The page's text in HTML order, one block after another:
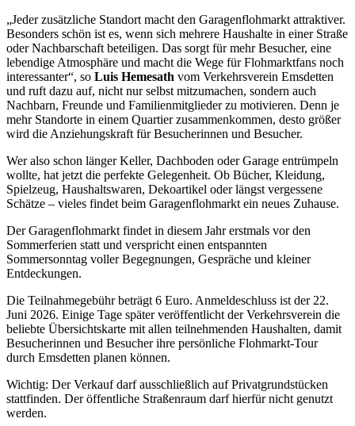
„Jeder zusätzliche Standort macht den Garagenflohmarkt attraktiver.
Besonders schön ist es, wenn sich mehrere Haushalte in einer Straße
oder Nachbarschaft beteiligen. Das sorgt für mehr Besucher, eine
lebendige Atmosphäre und macht die Wege für Flohmarktfans noch
interessanter“, so Luis Hemesath vom Verkehrsverein Emsdetten
und ruft dazu auf, nicht nur selbst mitzumachen, sondern auch
Nachbarn, Freunde und Familienmitglieder zu motivieren. Denn je
mehr Standorte in einem Quartier zusammenkommen, desto größer
wird die Anziehungskraft für Besucherinnen und Besucher.
Wer also schon länger Keller, Dachboden oder Garage entrümpeln
wollte, hat jetzt die perfekte Gelegenheit. Ob Bücher, Kleidung,
Spielzeug, Haushaltswaren, Dekoartikel oder längst vergessene
Schätze – vieles findet beim Garagenflohmarkt ein neues Zuhause.
Der Garagenflohmarkt findet in diesem Jahr erstmals vor den
Sommerferien statt und verspricht einen entspannten
Sommersonntag voller Begegnungen, Gespräche und kleiner
Entdeckungen.
Die Teilnahmegebühr beträgt 6 Euro. Anmeldeschluss ist der 22.
Juni 2026. Einige Tage später veröffentlicht der Verkehrsverein die
beliebte Übersichtskarte mit allen teilnehmenden Haushalten, damit
Besucherinnen und Besucher ihre persönliche Flohmarkt-Tour
durch Emsdetten planen können.
Wichtig: Der Verkauf darf ausschließlich auf Privatgrundstücken
stattfinden. Der öffentliche Straßenraum darf hierfür nicht genutzt
werden.